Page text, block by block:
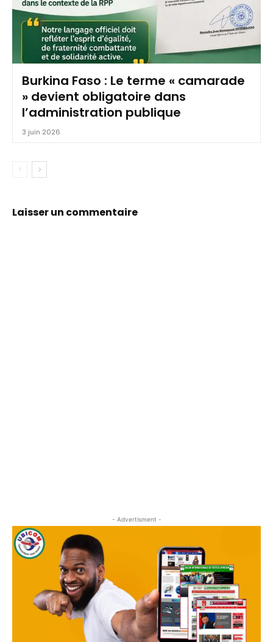
Burkina Faso : Le terme « camarade
» devient obligatoire dans
l’administration publique
3 juin 2026
Laisser un commentaire
- Advertisment -